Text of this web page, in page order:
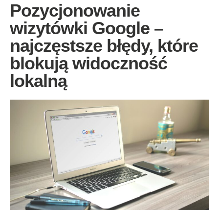
Pozycjonowanie
wizytówki Google –
najczęstsze błędy, które
blokują widoczność
lokalną